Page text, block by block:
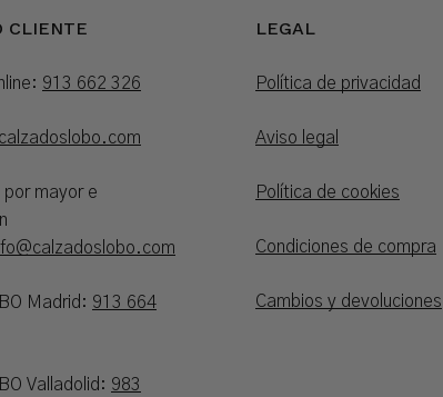
CLIENTE
913 662 326
por mayor e
Madrid: 913 664
Valladolid: 983
LEGAL
Política de privacidad
Aviso legal
Política de cookies
Condiciones de compra
Cambios y devoluciones